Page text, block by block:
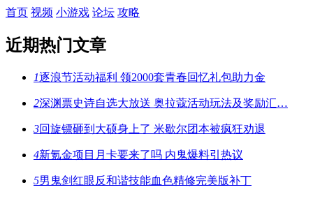
首页 视频 小游戏 论坛 攻略
近期热门文章
1逐浪节活动福利 领2000套青春回忆礼包助力金
2深渊票史诗自选大放送 奥拉蔻活动玩法及奖励汇…
3回旋镖砸到大硕身上了 米歇尔团本被疯狂劝退
4新氪金项目月卡要来了吗 内鬼爆料引热议
5男鬼剑红眼反和谐技能血色精修完美版补丁